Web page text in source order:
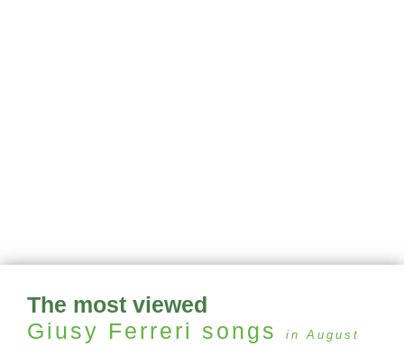
The most viewed
Giusy Ferreri songs in August